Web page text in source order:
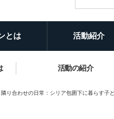
とは 活動紹介
活動の紹介
隣り合わせの日常：シリア包囲下に暮らす子